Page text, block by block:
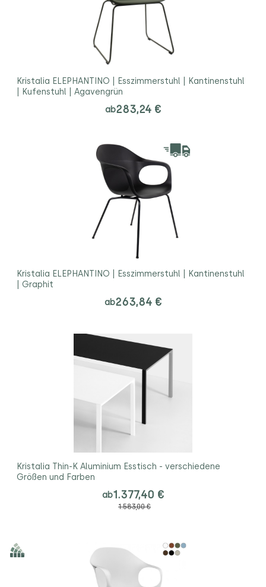
Kristalia ELEPHANTINO | Esszimmerstuhl | Kantinenstuhl
| Kufenstuhl | Agavengrün
ab283,24 €
Kristalia ELEPHANTINO | Esszimmerstuhl | Kantinenstuhl
| Graphit
ab263,84 €
Kristalia Thin-K Aluminium Esstisch - verschiedene
Größen und Farben
ab1.377,40 €
1.583,00 €